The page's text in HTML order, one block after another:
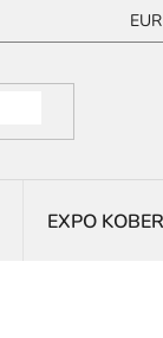
EUR
EXPO